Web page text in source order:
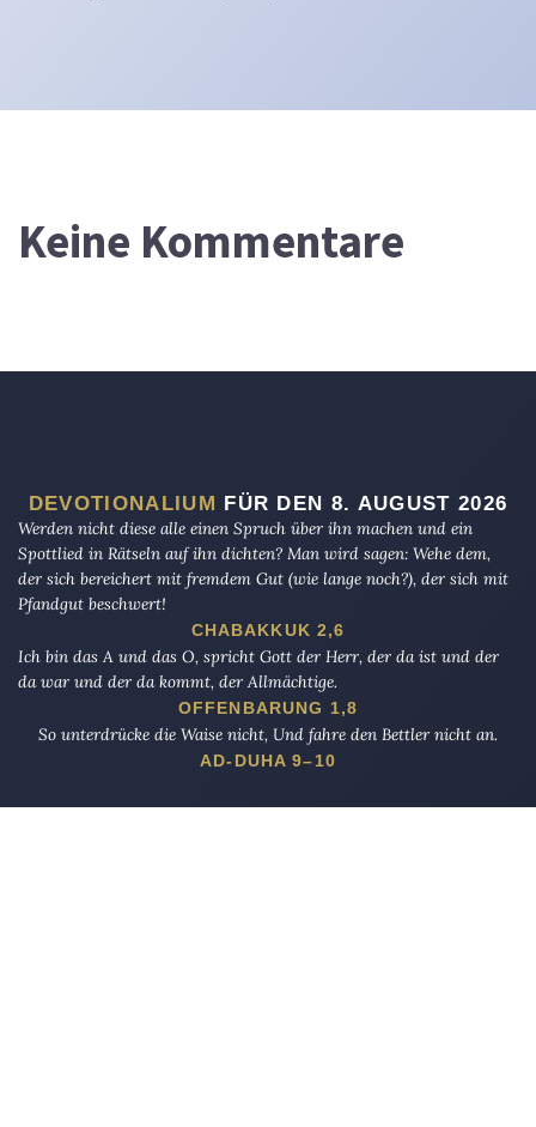
Keine Kommentare
DEVOTIONALIUM FÜR DEN 8. AUGUST 2026
Werden nicht diese alle einen Spruch über ihn machen und ein
Spottlied in Rätseln auf ihn dichten? Man wird sagen: Wehe dem,
der sich bereichert mit fremdem Gut (wie lange noch?), der sich mit
Pfandgut beschwert!
CHABAKKUK 2,6
Ich bin das A und das O, spricht Gott der Herr, der da ist und der
da war und der da kommt, der Allmächtige.
OFFENBARUNG 1,8
So unterdrücke die Waise nicht, Und fahre den Bettler nicht an.
AD-DUHA 9–10